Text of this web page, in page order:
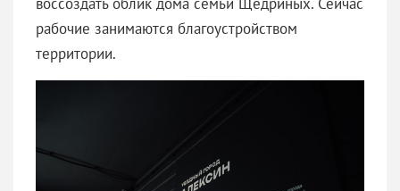
рабочие занимаются благоустройством
территории.